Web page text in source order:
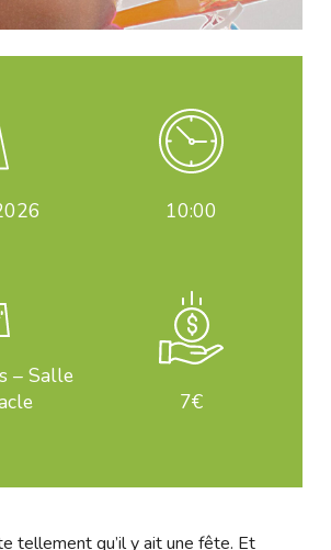
10:00
– Salle
7€
tellement qu’il y ait une fête. Et